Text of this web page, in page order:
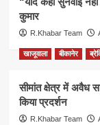
कुमार
R.Khabar Team
खाजूवाला बीकानेर
सीमांत क्षेत्र में अवैध
किया प्रदर्शन
R.Khabar Team